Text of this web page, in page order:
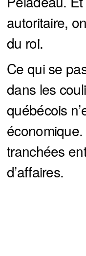
autoritaire,
du roi.
Ce qui se
dans les
québécois
tranchées
d’affaires.